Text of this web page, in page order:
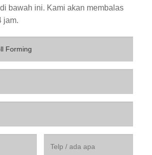
bawah ini. Kami akan membalas
jam.